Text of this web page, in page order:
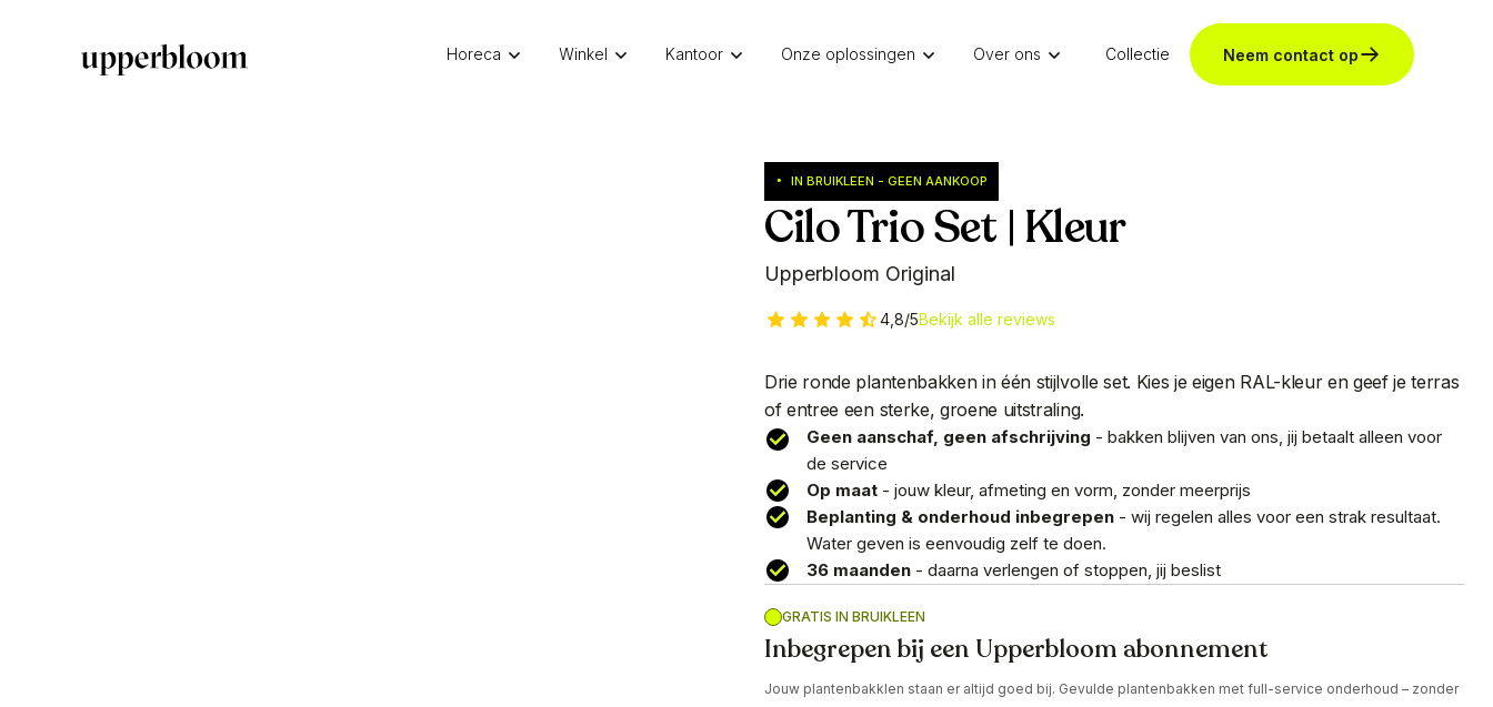
Horeca Winkel Kantoor Onze oplossingen Over ons Collectie Neem contact op
• IN BRUIKLEEN - GEEN AANKOOP
Cilo Trio Set | Kleur
Upperbloom Original
4,8/5Bekijk alle reviews
Drie ronde plantenbakken in één stijlvolle set. Kies je eigen RAL-kleur en geef je terras
of entree een sterke, groene uitstraling.
Geen aanschaf, geen afschrijving - bakken blijven van ons, jij betaalt alleen voor
de service
Op maat - jouw kleur, afmeting en vorm, zonder meerprijs
Beplanting & onderhoud inbegrepen - wij regelen alles voor een strak resultaat.
Water geven is eenvoudig zelf te doen.
36 maanden - daarna verlengen of stoppen, jij beslist
GRATIS IN BRUIKLEEN
Inbegrepen bij een Upperbloom abonnement
Jouw plantenbakklen staan er altijd goed bij. Gevulde plantenbakken met full-service onderhoud – zonder